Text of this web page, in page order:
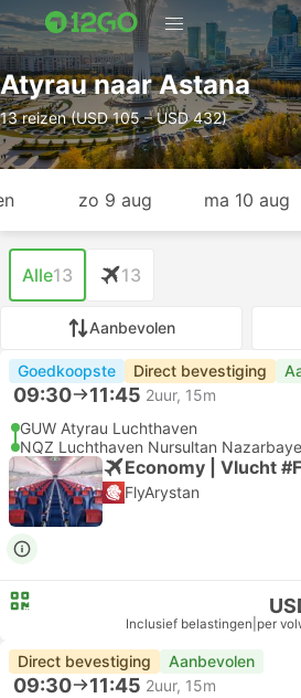
Atyrau naar Astana
13 reizen (USD 105 – USD 432)
zo 9 aug ma 10 aug
Alle13 13
Aanbevolen
Goedkoopste Direct bevestiging
09:30 11:45 2uur, 15m
GUW Atyrau Luchthaven
NQZ Luchthaven Nursultan
Economy | Vlucht
FlyArystan
Inclusief belastingen per
Direct bevestiging Aanbevolen
09:30 11:45 2uur, 15m